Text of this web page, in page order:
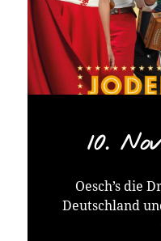
10.
Oesch’s die
Deutschland